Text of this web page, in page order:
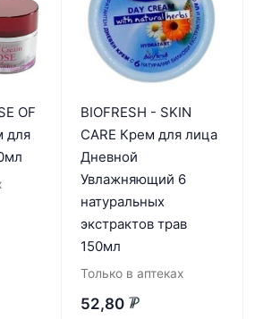
OF
для
BIOFRESH - SKIN
CARE Крем для лица
Дневной
Увлажняющий 6
натуральных
экстрактов трав
150мл
Только в аптеках
52,80 ₽